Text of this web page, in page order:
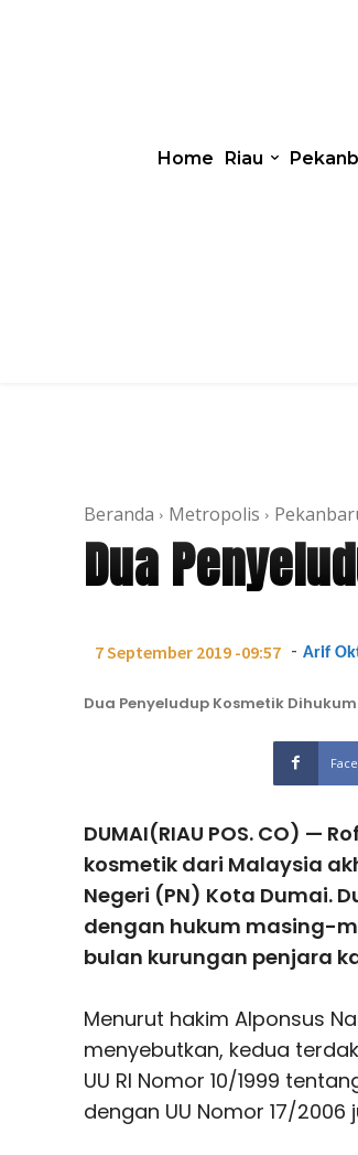
Home Riau
Beranda Metropolis
Dua
7 September 2019 -09:57 - Arif
Dua Penyeludup Kosmetik
DUMAI(RIAU POS. CO) —
kosmetik dari Malaysia
Negeri (PN) Kota Dumai.
dengan hukum masing-
bulan kurungan penjara
Menurut hakim Alponsus
menyebutkan, kedua
UU RI Nomor 10/1999
dengan UU Nomor 17/2006